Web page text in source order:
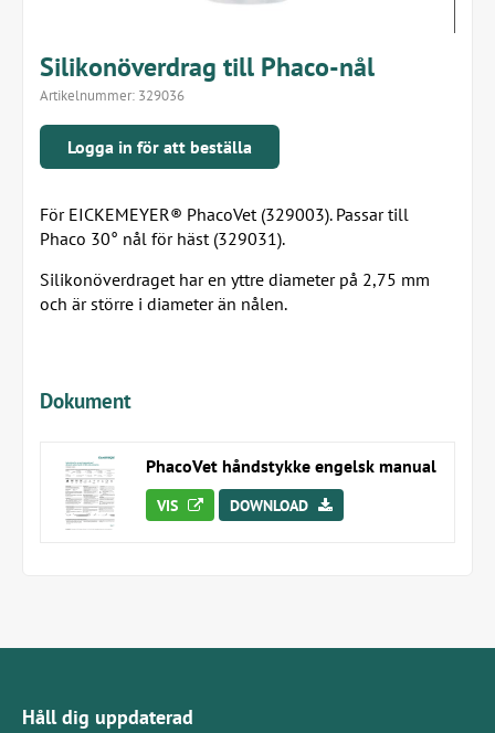
Silikonöverdrag till Phaco-nål
Artikelnummer: 329036
Logga in för att beställa
För EICKEMEYER® PhacoVet (329003). Passar till
Phaco 30° nål för häst (329031).
Silikonöverdraget har en yttre diameter på 2,75 mm
och är större i diameter än nålen.
Dokument
PhacoVet håndstykke engelsk manual
VIS DOWNLOAD
Håll dig uppdaterad